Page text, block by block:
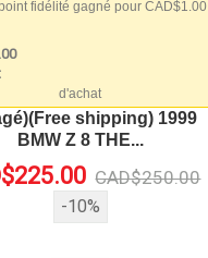
fidélité gagné pour CAD$1.00
d'achat
shipping) 1999
BMW Z 8 THE...
CAD$250.00
-10%